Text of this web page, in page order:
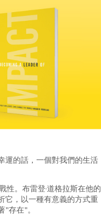
運的話，一個對我們的生活
性。布雷登·道格拉斯在他的
它，以一種有意義的方式重
"存在"。